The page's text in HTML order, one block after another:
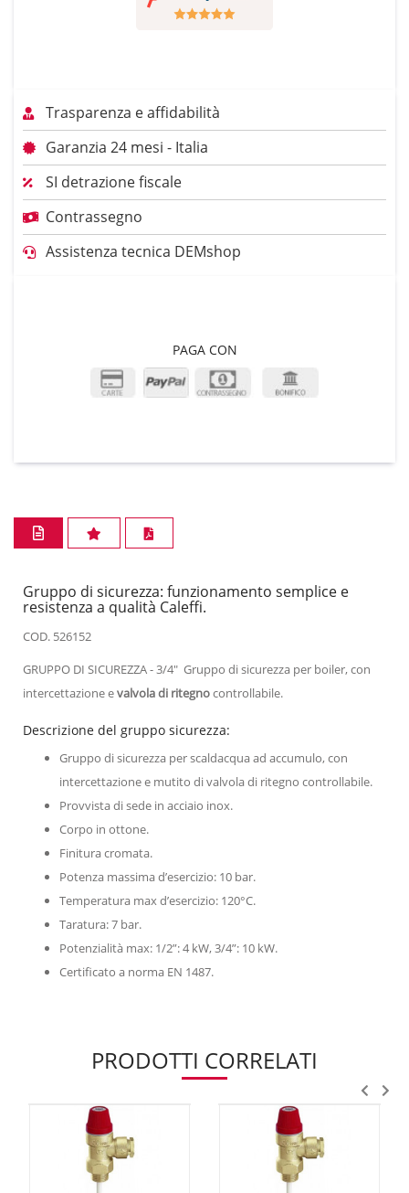
Trasparenza e affidabilità
Garanzia 24 mesi - Italia
SI detrazione fiscale
Contrassegno
Assistenza tecnica DEMshop
PAGA CON
Gruppo di sicurezza: funzionamento semplice e
resistenza a qualità Caleffi.
COD. 526152
GRUPPO DI SICUREZZA - 3/4" Gruppo di sicurezza per boiler, con
intercettazione evalvola di ritegnocontrollabile.
Descrizione del gruppo sicurezza:
Gruppo di sicurezza per scaldacqua ad accumulo, con
intercettazione e mutito di valvola di ritegno controllabile.
Provvista di sede in acciaio inox.
Corpo in ottone.
Finitura cromata.
Potenza massima d’esercizio: 10 bar.
Temperatura max d’esercizio: 120°C.
Taratura: 7 bar.
Potenzialità max: 1/2”: 4 kW, 3/4”: 10 kW.
Certificato a norma EN 1487.
PRODOTTI CORRELATI